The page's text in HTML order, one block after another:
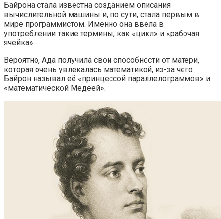
Байрона стала известна созданием описания
вычислительной машины и, по сути, стала первым в
мире программистом. Именно она ввела в
употреблении такие термины, как «цикл» и «рабочая
ячейка».
Вероятно, Ада получила свои способности от матери,
которая очень увлекалась математикой, из-за чего
Байрон называл её «принцессой параллелограммов» и
«математической Медеей».